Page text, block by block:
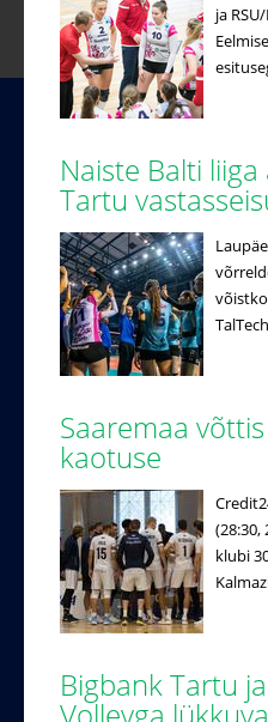
ja
Naiste Balti
Tartu
Saaremaa
kaotuse
(28:30,
klubi
Bigbank Tartu